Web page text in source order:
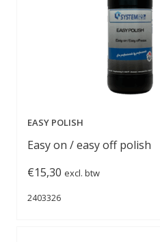
EASY POLISH
Easy on / easy off polish
€15,30 excl. btw
2403326